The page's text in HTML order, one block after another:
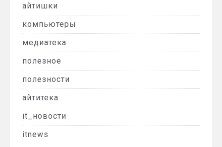
айтишки
компьютеры
медиатека
полезное
полезности
айтитека
it_новости
itnews